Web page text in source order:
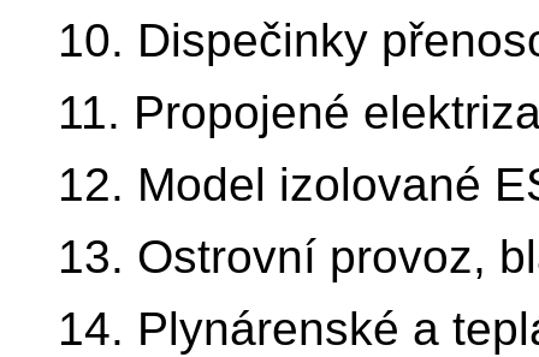
10. Dispečinky
11. Propojené
12. Model izolované
13. Ostrovní provoz,
14. Plynárenské a